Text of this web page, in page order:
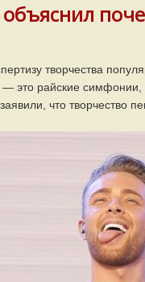
творчества
— это райские
что творчество